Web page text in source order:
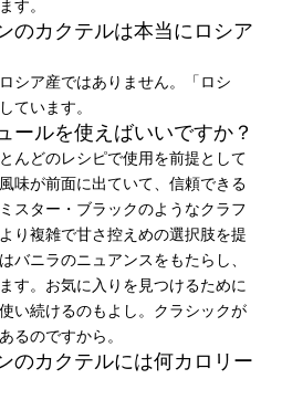
す。
のカクテルは本当にロシア
シア産ではありません。「ロシ
ています。
ールを使えばいいですか？
んどのレシピで使用を前提として
味が前面に出ていて、信頼できる
スター・ブラックのようなクラフ
り複雑で甘さ控えめの選択肢を提
バニラのニュアンスをもたらし、
す。お気に入りを見つけるために
い続けるのもよし。クラシックが
るのですから。
のカクテルには何カロリー